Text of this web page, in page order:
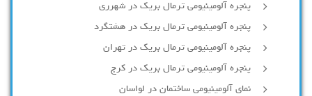
پنجره آلومینیومی ترمال بریک در شهرری
پنجره آلومینیومی ترمال بریک در هشتگرد
پنجره آلومینیومی ترمال بریک در تهران
پنجره آلومینیومی ترمال بریک در کرج
نمای آلومینیومی ساختمان در لواسان